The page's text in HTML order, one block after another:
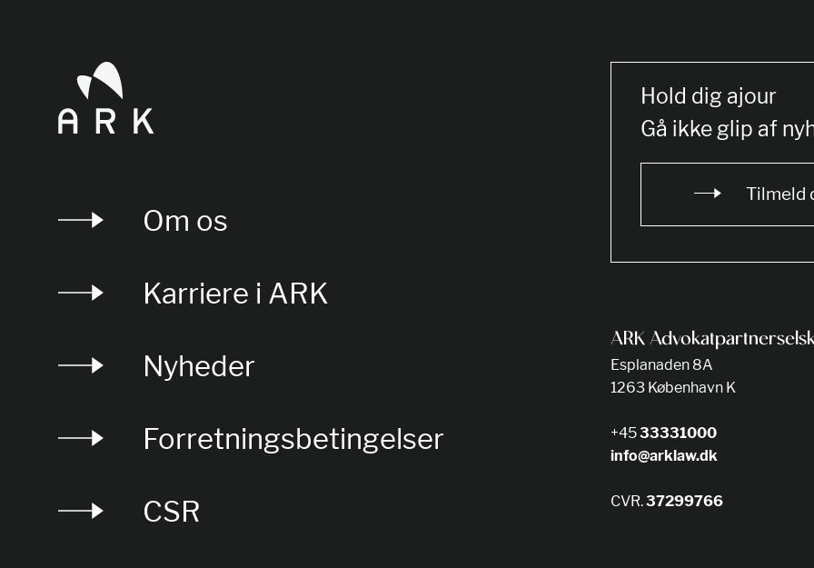
Om os
Karriere i ARK
Nyheder
Forretningsbetingelser
CSR
Hold dig ajour
Gå ikke glip af
Tilmeld
ARK
Esplanaden 8A
1263 København K
+4533331000
info@arklaw.dk
CVR.37299766